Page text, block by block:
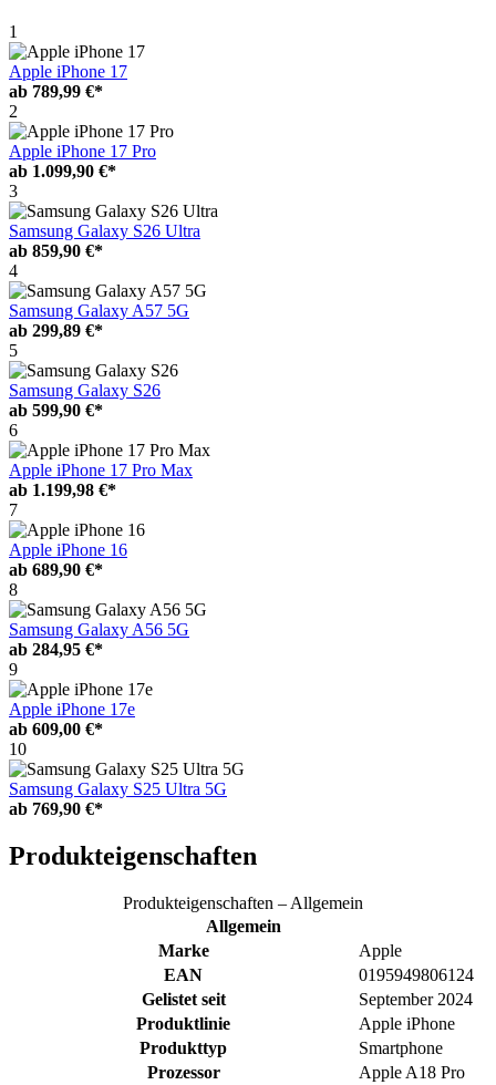
1
Apple iPhone 17
ab 789,99 €*
2
Apple iPhone 17 Pro
ab 1.099,90 €*
3
Samsung Galaxy S26 Ultra
ab 859,90 €*
4
Samsung Galaxy A57 5G
ab 299,89 €*
5
Samsung Galaxy S26
ab 599,90 €*
6
Apple iPhone 17 Pro Max
ab 1.199,98 €*
7
Apple iPhone 16
ab 689,90 €*
8
Samsung Galaxy A56 5G
ab 284,95 €*
9
Apple iPhone 17e
ab 609,00 €*
10
Samsung Galaxy S25 Ultra 5G
ab 769,90 €*
Produkteigenschaften
Produkteigenschaften – Allgemein
Allgemein
Marke
Apple
EAN
0195949806124
Gelistet seit
September 2024
Produktlinie
Apple iPhone
Produkttyp
Smartphone
Prozessor
Apple A18 Pro